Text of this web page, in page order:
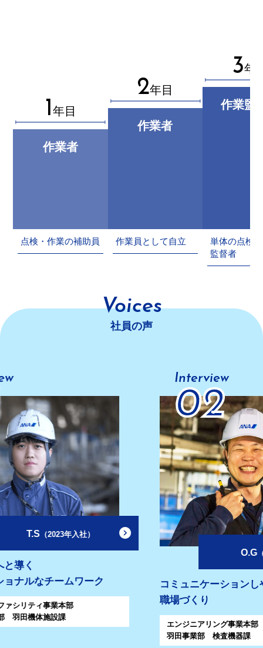
1 年目
作業者
点検・作業の補助員
2年目
作業者
作業員として自立
3年
作業監
単体の点検
監督者
Voices
社員の声
02
O.G（2010年入社）
コミュニケーションしやすい
職場づくり
清
社